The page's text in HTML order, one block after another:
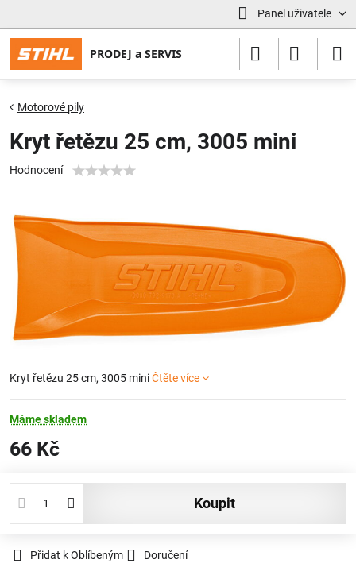
Panel uživatele
Motorové pily
Kryt řetězu 25 cm, 3005 mini
Hodnocení
Kryt řetězu 25 cm, 3005 miniČtěte více
Máme skladem
66 Kč
koupit
Přidat k Oblíbeným Doručení